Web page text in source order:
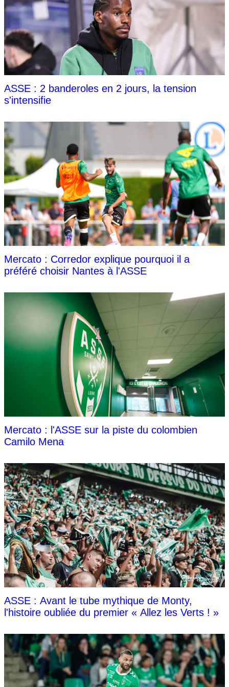
ASSE : 2 banderoles en 2 jours, la tension
s'intensifie
Mercato : Corredor explique pourquoi il a
préféré choisir Nantes à l'ASSE
Mercato : l'ASSE sur la piste du colombien
Camilo Mena
ASSE : Avant le tube mythique de Monty,
l'histoire oubliée du premier « Allez les Verts ! »